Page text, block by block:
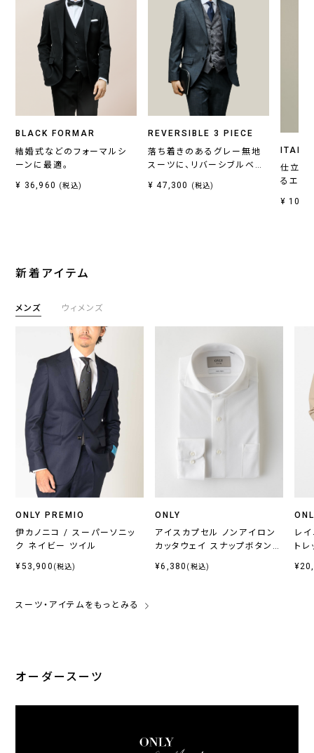
BLACK FORMAR
結婚式などのフォーマルシ
ーンに最適。
¥ 36,960 (税込)
REVERSIBLE 3 PIECE
落ち着きのあるグレー無地
スーツに、リバーシブルベス
¥ 47,300 (税込)
仕立て
るエレ
¥
新着アイテム
メンズ ウィメンズ
ONLY PREMIO
伊カノニコ / スーパーソニッ
ク ネイビー ツイル
¥53,900 (税込)
ONLY
アイスカプセル ノンアイロン
カッタウェイ スナップボタン付
¥6,380 (税込)
レ
ト
スーツ・アイテムをもっとみる
オーダースーツ